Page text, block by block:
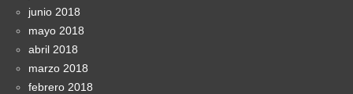
junio 2018
mayo 2018
abril 2018
marzo 2018
febrero 2018